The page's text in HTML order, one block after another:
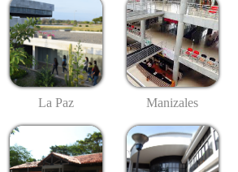
La Paz Manizales